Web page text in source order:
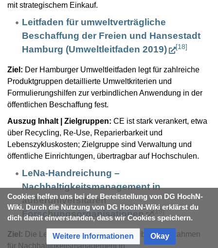
mit strategischem Einkauf.
Leitfaden für umweltverträgliche
Beschaffung der Freien und Hansestadt
Hamburg (Umweltleitfaden 2019)
[18]
Ziel: Der Hamburger Umweltleitfaden legt für zahlreiche
Produktgruppen detaillierte Umweltkriterien und
Formulierungshilfen zur verbindlichen Anwendung in der
öffentlichen Beschaffung fest.
Auszug Inhalt | Zielgruppen: CE ist stark verankert, etwa
über Recycling, Re-Use, Reparierbarkeit und
Lebenszykluskosten; Zielgruppe sind Verwaltung und
öffentliche Einrichtungen, übertragbar auf Hochschulen.
LeNa-Handreichung –
Nachhaltigkeitsmanagement in
außeruniversitären
Forschungsorganisationen
[19]
Ziel: Die LeNa-Handreichung beschreibt einen Rahmen
für Nachhaltigkeitsmanagement in
Cookies helfen uns bei der Bereitstellung von DG HochN-
Wiki. Durch die Nutzung von DG HochN-Wiki erklärst du
dich damit einverstanden, dass wir Cookies speichern.
Weitere Informationen Okay